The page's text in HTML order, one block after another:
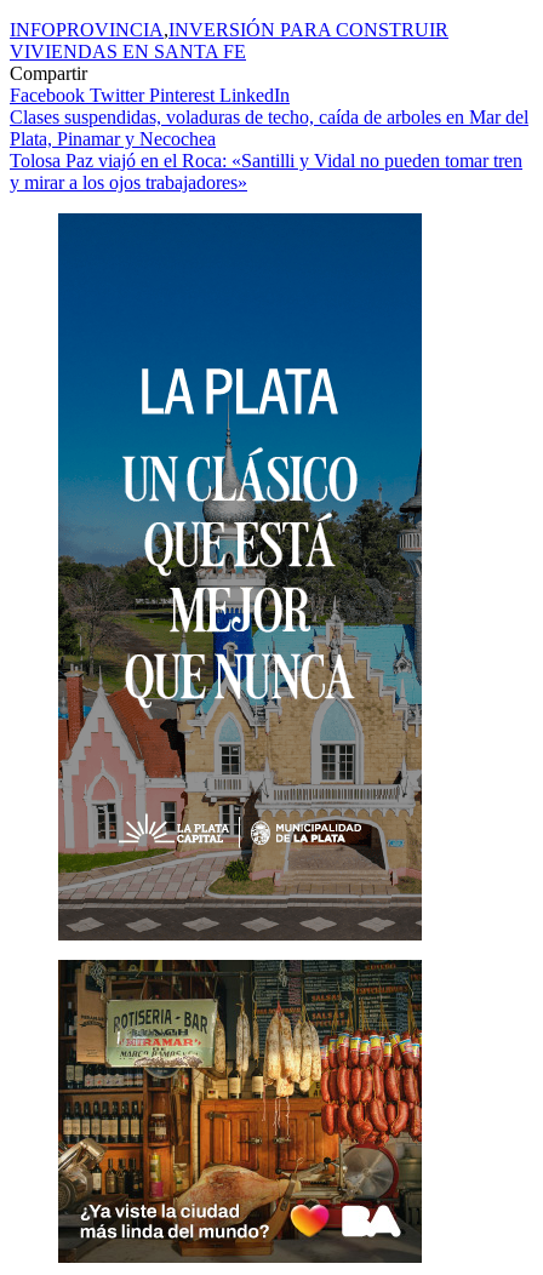
INFOPROVINCIA,INVERSIÓN PARA CONSTRUIR
VIVIENDAS EN SANTA FE
Compartir
Facebook TwitterPinterest LinkedIn
Navegación
de
entradas
Clases suspendidas, voladuras de techo, caída de arboles en Mar del
Plata, Pinamar y Necochea
Tolosa Paz viajó en el Roca: «Santilli y Vidal no pueden tomar tren
y mirar a los ojos trabajadores»